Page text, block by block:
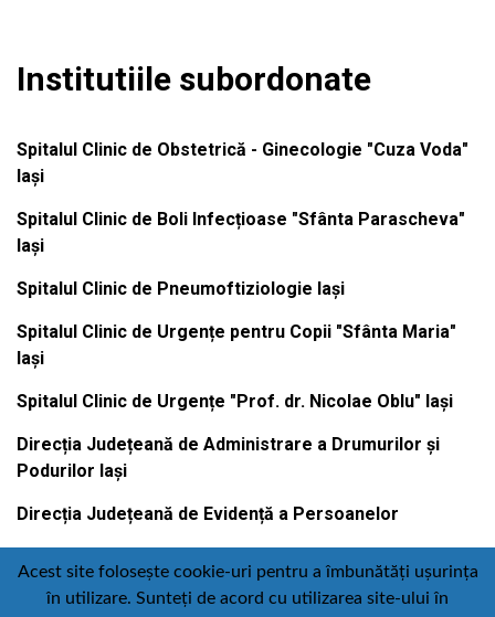
Institutiile subordonate
Spitalul Clinic de Obstetrică - Ginecologie "Cuza Voda"
Iași
Spitalul Clinic de Boli Infecțioase "Sfânta Parascheva"
Iași
Spitalul Clinic de Pneumoftiziologie Iași
Spitalul Clinic de Urgențe pentru Copii "Sfânta Maria"
Iași
Spitalul Clinic de Urgențe "Prof. dr. Nicolae Oblu" Iași
Direcția Județeană de Administrare a Drumurilor și
Podurilor Iași
Direcția Județeană de Evidență a Persoanelor
Contact Politică de confidențialitate
Acest site folosește cookie-uri pentru a îmbunătăți ușurința
în utilizare. Sunteți de acord cu utilizarea site-ului în